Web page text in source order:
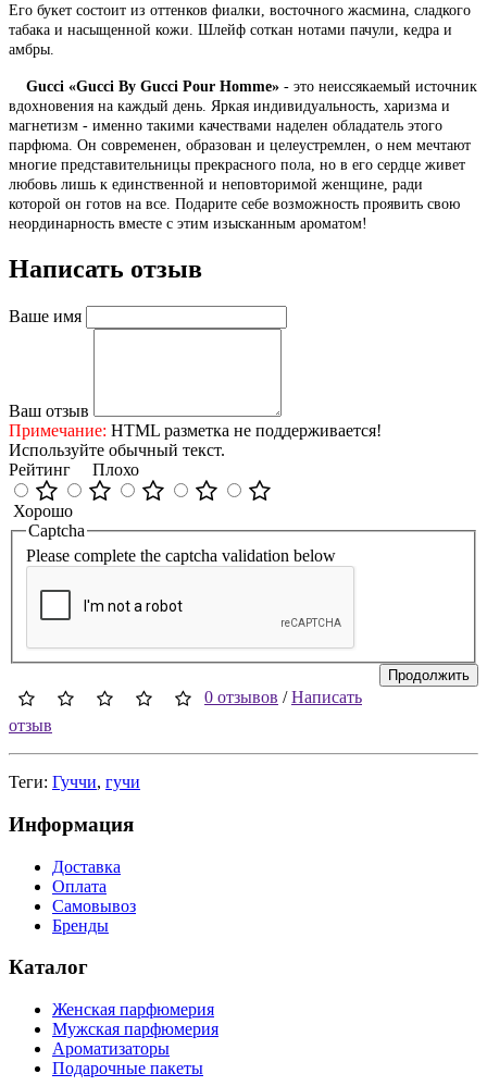
Его букет состоит из оттенков фиалки, восточного жасмина, сладкого
табака и насыщенной кожи. Шлейф соткан нотами пачули, кедра и
амбры.
Gucci «Gucci By Gucci Pour Homme» - это неиссякаемый источник
вдохновения на каждый день. Яркая индивидуальность, харизма и
магнетизм - именно такими качествами наделен обладатель этого
парфюма. Он современен, образован и целеустремлен, о нем мечтают
многие представительницы прекрасного пола, но в его сердце живет
любовь лишь к единственной и неповторимой женщине, ради
которой он готов на все. Подарите себе возможность проявить свою
неординарность вместе с этим изысканным ароматом!
Написать отзыв
Ваше имя
Ваш отзыв
Примечание: HTML разметка не поддерживается!
Используйте обычный текст.
Рейтинг Плохо
Хорошо
Captcha
Please complete the captcha validation below
Продолжить
0 отзывов /Написать
отзыв
Теги: Гуччи, гучи
Информация
Доставка
Оплата
Самовывоз
Бренды
Каталог
Женская парфюмерия
Мужская парфюмерия
Ароматизаторы
Подарочные пакеты